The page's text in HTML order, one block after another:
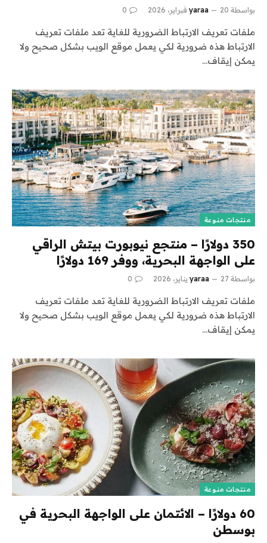
بواسطة yaraa 20 فبراير، 2026 0
ملفات تعريف الارتباط الضرورية للغاية تعد ملفات تعريف
الارتباط هذه ضرورية لكي يعمل موقع الويب بشكل صحيح ولا
يمكن إيقاف…
منتجات منوعة
350 دولارًا – منتجع نيوبورت بيتش الراقي
على الواجهة البحرية، ووفر 169 دولارًا
بواسطة yaraa 27 يناير، 2026 0
ملفات تعريف الارتباط الضرورية للغاية تعد ملفات تعريف
الارتباط هذه ضرورية لكي يعمل موقع الويب بشكل صحيح ولا
يمكن إيقاف…
منتجات منوعة
60 دولارًا – الائتمان على الواجهة البحرية في
بوسطن